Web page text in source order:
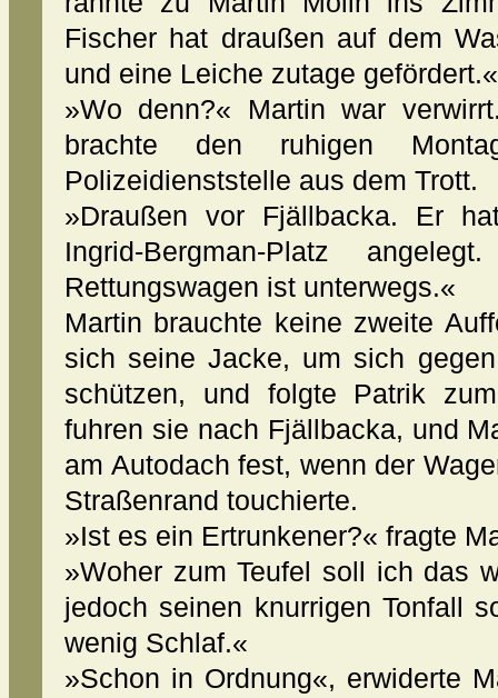
Fischer hat draußen auf dem
und eine Leiche zutage gefördert.«
»Wo denn?« Martin war
brachte den ruhigen
Polizeidienststelle aus dem Trott.
»Draußen vor Fjällbacka. Er
Ingrid-Bergman-Platz
Rettungswagen ist unterwegs.«
Martin brauchte keine zweite
sich seine Jacke, um sich
schützen, und folgte Patrik
fuhren sie nach Fjällbacka, und
am Autodach fest, wenn der
Straßenrand touchierte.
»Ist es ein Ertrunkener?« fragte
»Woher zum Teufel soll ich das
jedoch seinen knurrigen Tonfall
wenig Schlaf.«
»Schon in Ordnung«, erwiderte